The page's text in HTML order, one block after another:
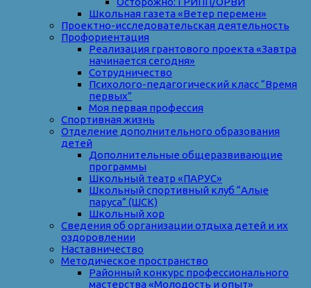
Школьная газета «Ветер перемен»
Проектно-исследовательская деятельность
Профориентация
Реализация грантового проекта «Завтра
начинается сегодня»
Сотрудничество
Психолого-педагогический класс “Время
первых”
Моя первая профессия
Спортивная жизнь
Отделение дополнительного образования
детей
Дополнительные общеразвивающие
программы
Школьный театр «ПАРУС»
Школьный спортивный клуб “Алые
паруса” (ШСК)
Школьный хор
Сведения об организации отдыха детей и их
оздоровлении
Наставничество
Методическое пространство
Районный конкурс профессионального
мастерства «Молодость и опыт»